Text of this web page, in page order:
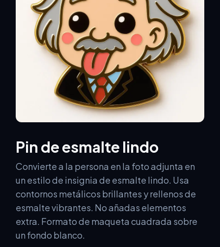
Pin de esmalte lindo
Convierte a la persona en la foto adjunta en
un estilo de insignia de esmalte lindo. Usa
contornos metálicos brillantes y rellenos de
esmalte vibrantes. No añadas elementos
extra. Formato de maqueta cuadrada sobre
un fondo blanco.